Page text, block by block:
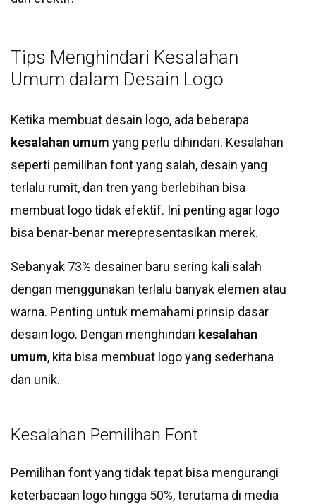
Tips Menghindari Kesalahan
Umum dalam Desain Logo
Ketika membuat desain logo, ada beberapa
kesalahan umum yang perlu dihindari. Kesalahan
seperti pemilihan font yang salah, desain yang
terlalu rumit, dan tren yang berlebihan bisa
membuat logo tidak efektif. Ini penting agar logo
bisa benar-benar merepresentasikan merek.
Sebanyak 73% desainer baru sering kali salah
dengan menggunakan terlalu banyak elemen atau
warna. Penting untuk memahami prinsip dasar
desain logo. Dengan menghindari kesalahan
umum, kita bisa membuat logo yang sederhana
dan unik.
Kesalahan Pemilihan Font
Pemilihan font yang tidak tepat bisa mengurangi
keterbacaan logo hingga 50%, terutama di media